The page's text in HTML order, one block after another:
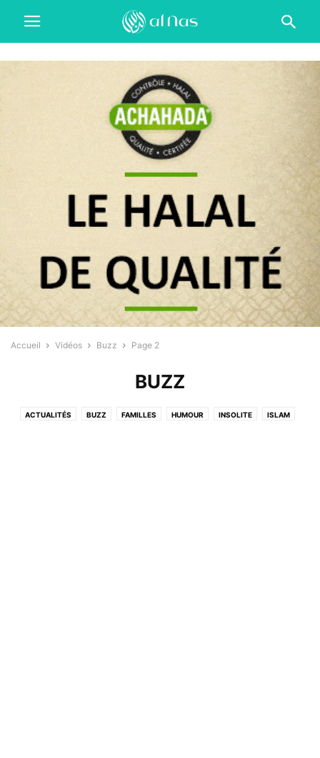
Accueil Vidéos Buzz Page 2
BUZZ
ACTUALITÉS BUZZ FAMILLES HUMOUR INSOLITE ISLAM